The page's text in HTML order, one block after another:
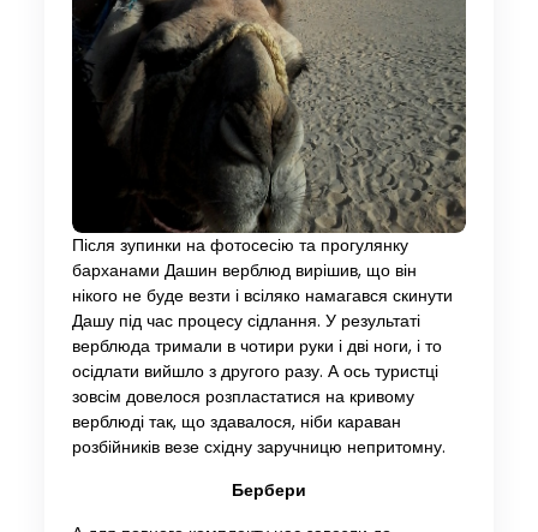
Після зупинки на фотосесію та прогулянку
барханами Дашин верблюд вирішив, що він
нікого не буде везти і всіляко намагався скинути
Дашу під час процесу сідлання. У результаті
верблюда тримали в чотири руки і дві ноги, і то
осідлати вийшло з другого разу. А ось туристці
зовсім довелося розпластатися на кривому
верблюді так, що здавалося, ніби караван
розбійників везе східну заручницю непритомну.
Бербери